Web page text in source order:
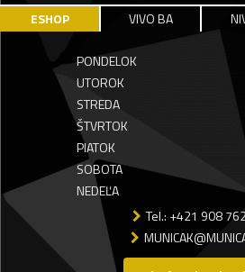
ESHOP VIVO BA
PONDELOK
UTOROK
STREDA
ŠTVRTOK
PIATOK
SOBOTA
NEDEĽA
Tel.: +421 908